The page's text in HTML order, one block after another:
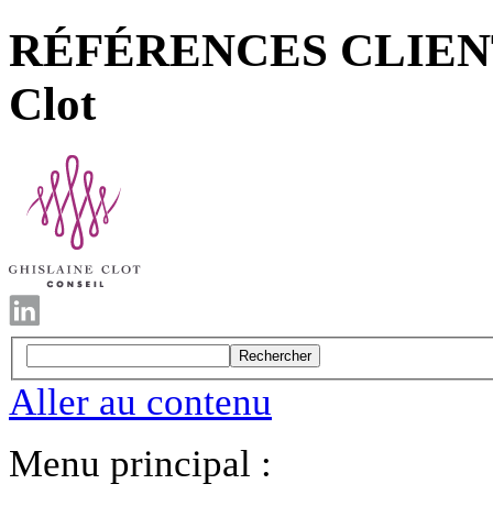
RÉFÉRENCES
Clot
Rechercher
Aller au contenu
Menu principal :